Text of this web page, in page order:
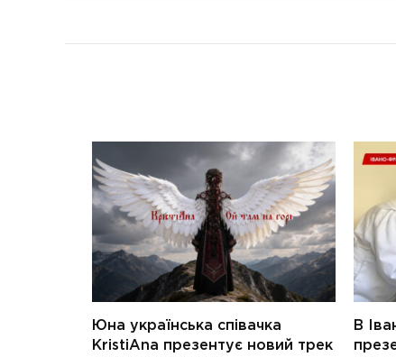
Юна українська співачка
KristiAna презентує новий трек
В